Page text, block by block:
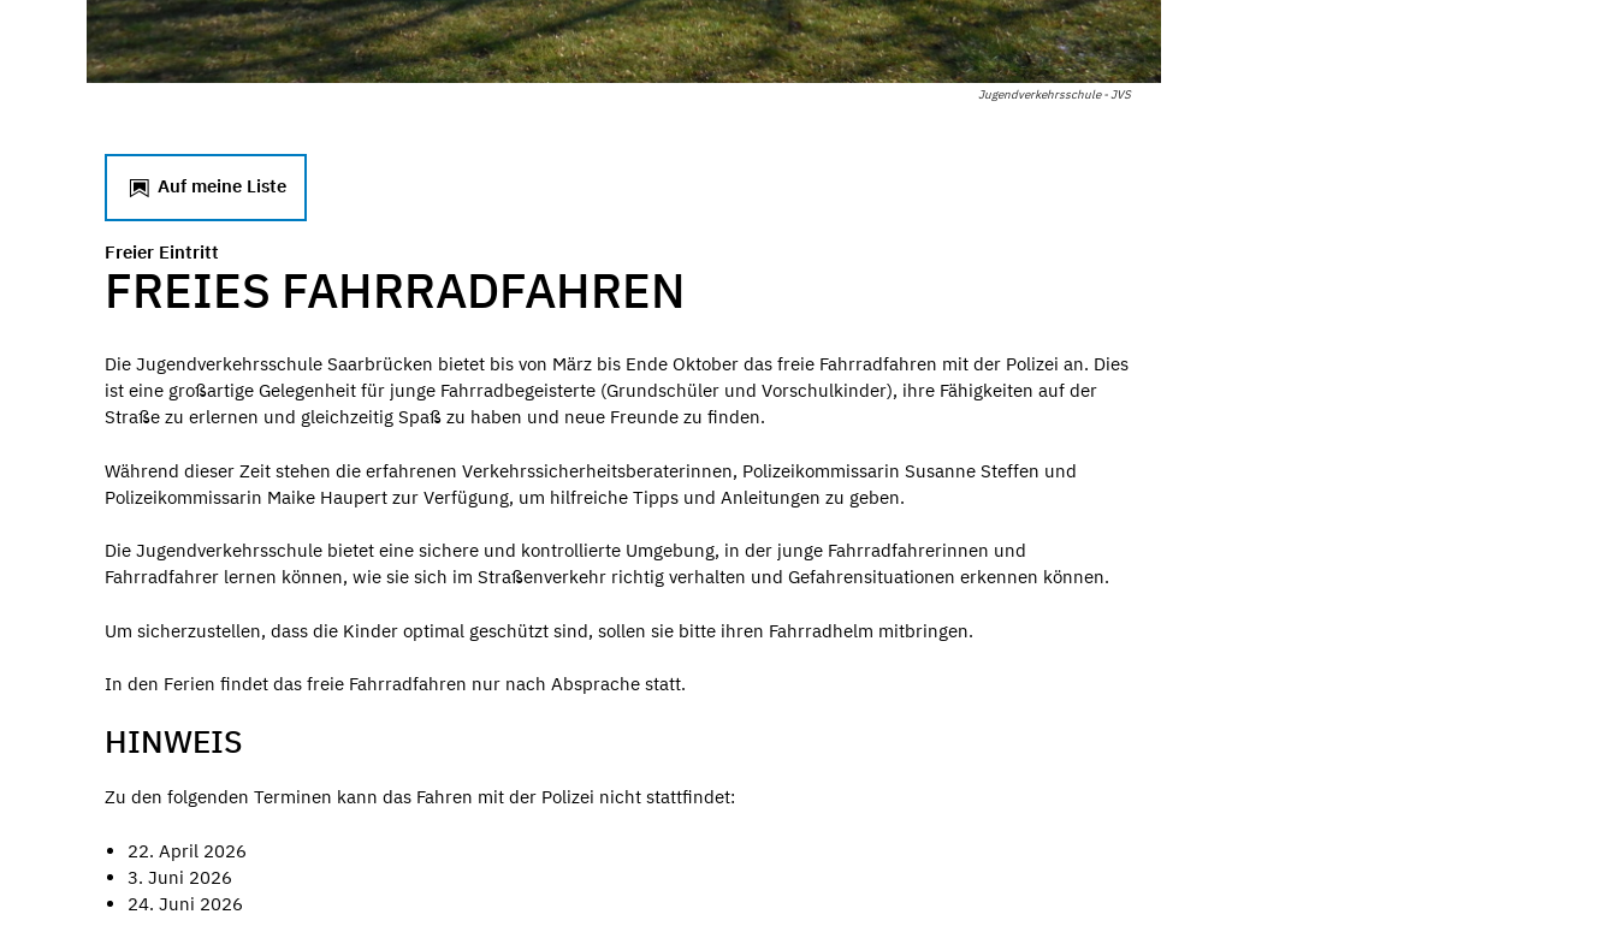
Jugendverkehrsschule - JVS
Auf meine Liste
Freier Eintritt
FREIES FAHRRADFAHREN
Die Jugendverkehrsschule Saarbrücken bietet bis von März bis Ende Oktober das freie Fahrradfahren mit der Polizei an. Dies
ist eine großartige Gelegenheit für junge Fahrradbegeisterte (Grundschüler und Vorschulkinder), ihre Fähigkeiten auf der
Straße zu erlernen und gleichzeitig Spaß zu haben und neue Freunde zu finden.
Während dieser Zeit stehen die erfahrenen Verkehrssicherheitsberaterinnen, Polizeikommissarin Susanne Steffen und
Polizeikommissarin Maike Haupert zur Verfügung, um hilfreiche Tipps und Anleitungen zu geben.
Die Jugendverkehrsschule bietet eine sichere und kontrollierte Umgebung, in der junge Fahrradfahrerinnen und
Fahrradfahrer lernen können, wie sie sich im Straßenverkehr richtig verhalten und Gefahrensituationen erkennen können.
Um sicherzustellen, dass die Kinder optimal geschützt sind, sollen sie bitte ihren Fahrradhelm mitbringen.
In den Ferien findet das freie Fahrradfahren nur nach Absprache statt.
HINWEIS
Zu den folgenden Terminen kann das Fahren mit der Polizei nicht stattfindet:
22. April 2026
3. Juni 2026
24. Juni 2026